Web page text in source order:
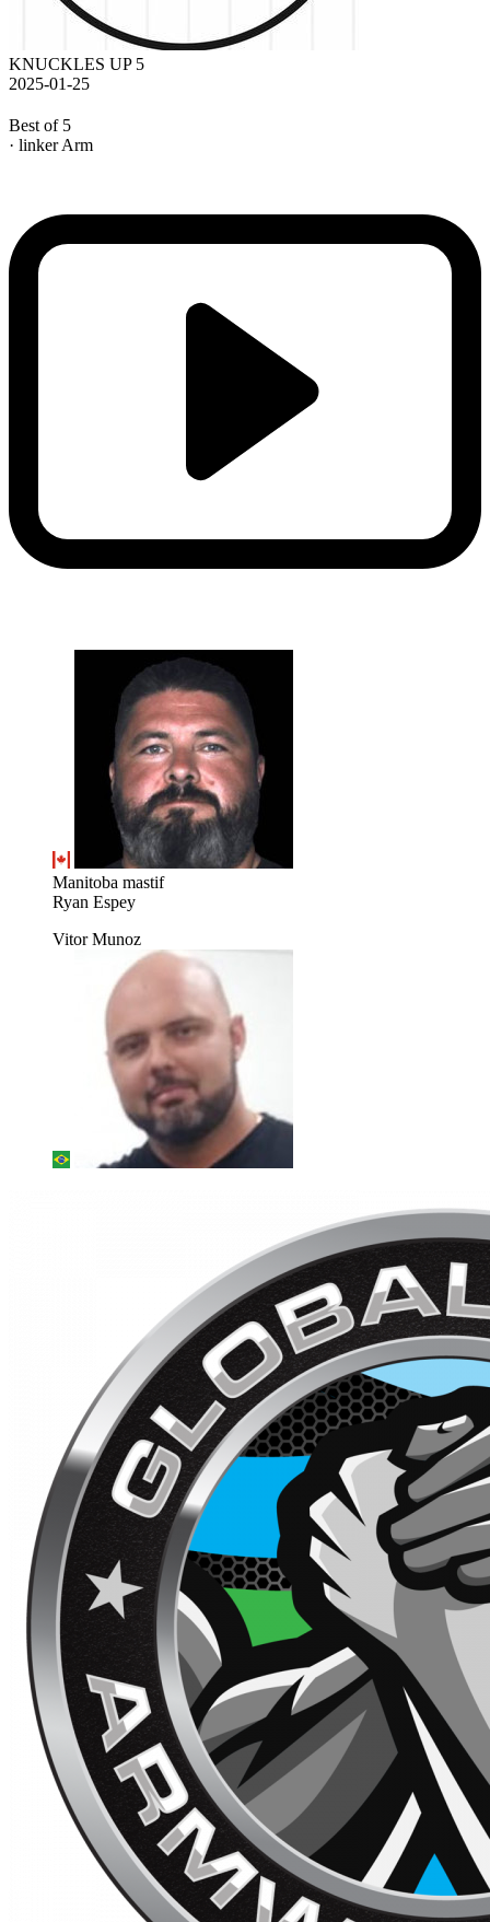
KNUCKLES UP 5
2025-01-25
Best of 5
· linker Arm
Manitoba mastif
Ryan Espey
Vitor Munoz